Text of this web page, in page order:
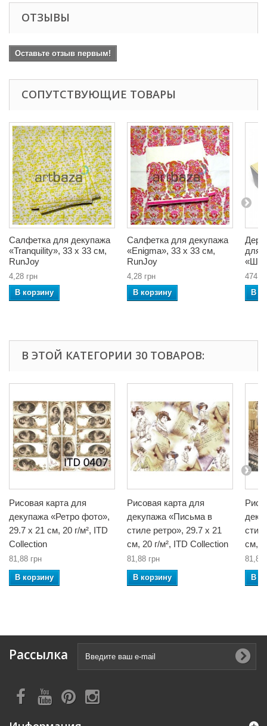
ОТЗЫВЫ
Оставьте отзыв первым!
СОПУТСТВУЮЩИЕ ТОВАРЫ
Салфетка для декупажа
«Tranquility», 33 x 33 см,
RunJoy
4,28 грн
В корзину
Салфетка для декупажа
«Enigma», 33 x 33 см,
RunJoy
4,28 грн
В корзину
для
В
В ЭТОЙ КАТЕГОРИИ 30 ТОВАРОВ:
Рисовая карта для
декупажа «Ретро фото»,
29.7 x 21 см, 20 г/м², ITD
Collection
81,88 грн
В корзину
Рисовая карта для
декупажа «Письма в
стиле ретро», 29.7 x 21
см, 20 г/м², ITD Collection
81,88 грн
В корзину
см,
81,88
В
Рассылка